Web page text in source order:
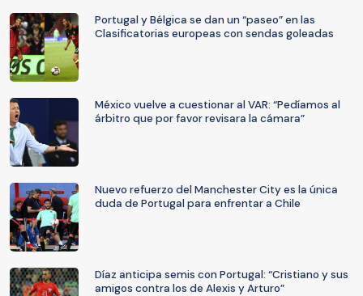
Portugal y Bélgica se dan un “paseo” en las
Clasificatorias europeas con sendas goleadas
México vuelve a cuestionar al VAR: “Pedíamos al
árbitro que por favor revisara la cámara”
Nuevo refuerzo del Manchester City es la única
duda de Portugal para enfrentar a Chile
Díaz anticipa semis con Portugal: “Cristiano y sus
amigos contra los de Alexis y Arturo”